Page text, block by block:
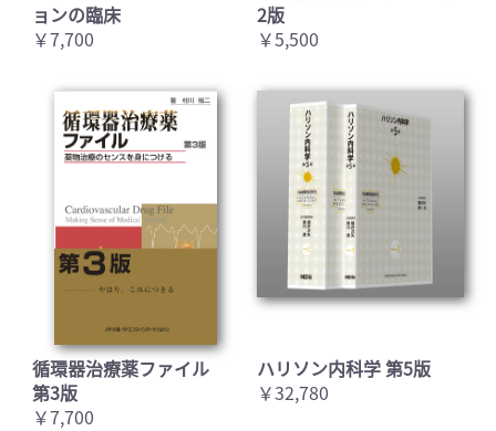
ョンの臨床
￥7,700
2版
￥5,500
循環器治療薬ファイル
第3版
￥7,700
ハリソン内科学 第5版
￥32,780